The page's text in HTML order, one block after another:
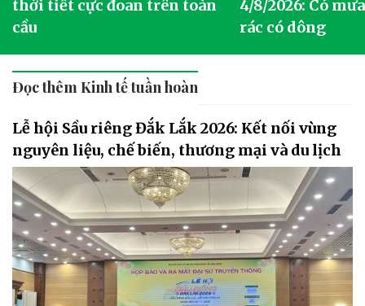
thời tiết cực đoan trên toàn
cầu
4/8/2026: Có
rác có dông
Đọc thêm Kinh tế tuần hoàn
Lễ hội Sầu riêng Đắk Lắk 2026: Kết nối vùng
nguyên liệu, chế biến, thương mại và du lịch